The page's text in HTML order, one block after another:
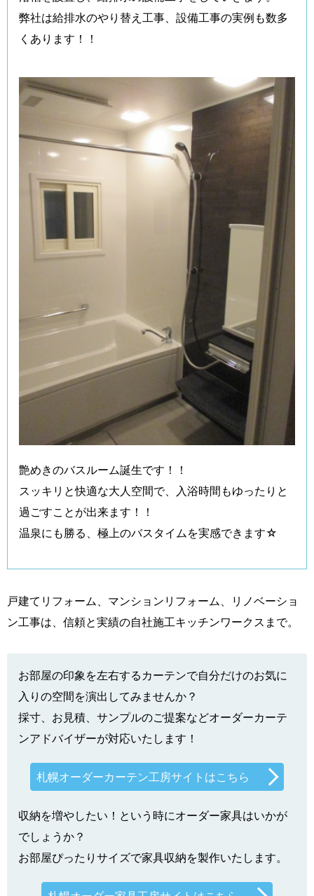
弊社は給排水のやり替え工事、設備工事の実例も数多
くあります！！
艶めきのバスルーム誕生です！！
スッキリと快適な大人空間で、入浴時間もゆったりと
過ごすことが出来ます！！
温泉にも勝る、極上のバスタイムを実感できます☆
戸建てリフォーム、マンションリフォーム、リノベーショ
ン工事は、信頼と実績の自社施工キッチンワークスまで。
お部屋の印象を左右するカーテンで自分だけのお気に
入りの空間を演出してみませんか？
採寸、お見積、サンプルのご提案などオーダーカーテ
ンアドバイザーが対応いたします！
札幌オーダーカーテン工房サイトはこちら
収納を増やしたい！という時にオーダー家具はいかが
でしょうか？
お部屋ぴったりサイズで家具収納を製作いたします。